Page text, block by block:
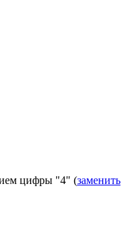
цифры "4" (заменить